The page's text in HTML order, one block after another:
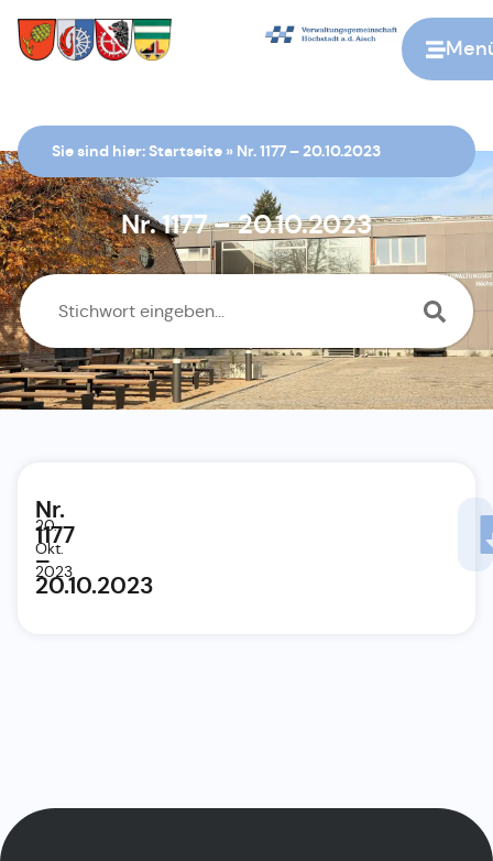
Sie sind hier:Startseite » Nr. 1177 – 20.10.2023
Nr. 1177 – 20.10.2023
20.
Okt.
2023
Nr.
1177
–
20.10.2023